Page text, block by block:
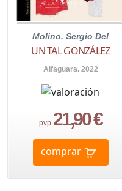
Molino, Sergio Del
UN TAL GONZÁLEZ
Alfaguara. 2022
pvp. 21,90 €
comprar